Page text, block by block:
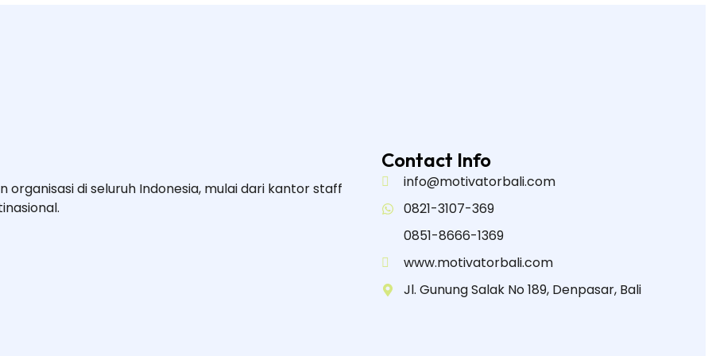
di seluruh Indonesia, mulai dari kantor staff
Contact Info
info@motivatorbali.com
0821-3107-369
0851-8666-1369
www.motivatorbali.com
Jl. Gunung Salak No 189, Denpasar, Bali